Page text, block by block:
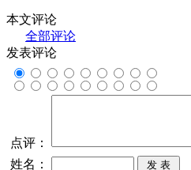
本文评论
全部评论
发表评论
点评：
姓名：